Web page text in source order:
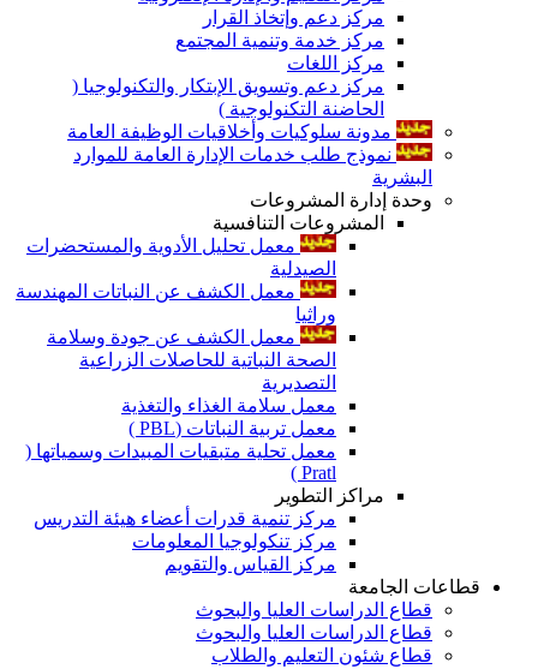
مركز دعم وإتخاذ القرار
مركز خدمة وتنمية المجتمع
مركز اللغات
مركز دعم وتسويق الإبتكار والتكنولوجيا (
الحاضنة التكنولوجية )
مدونة سلوكيات وأخلاقيات الوظيفة العامة
نموذج طلب خدمات الإدارة العامة للموارد
البشرية
وحدة إدارة المشروعات
المشروعات التنافسية
معمل تحليل الأدوية والمستحضرات
الصيدلية
معمل الكشف عن النباتات المهندسة
وراثيا
معمل الكشف عن جودة وسلامة
الصحة النباتية للحاصلات الزراعية
التصديرية
معمل سلامة الغذاء والتغذية
معمل تربية النباتات (PBL )
معمل تحلية متبقيات المبيدات وسمياتها (
Pratl )
مراكز التطوير
مركز تنمية قدرات أعضاء هيئة التدريس
مركز تنكولوجيا المعلومات
مركز القياس والتقويم
قطاعات الجامعة
قطاع الدراسات العليا والبحوث
قطاع الدراسات العليا والبحوث
قطاع شئون التعليم والطلاب